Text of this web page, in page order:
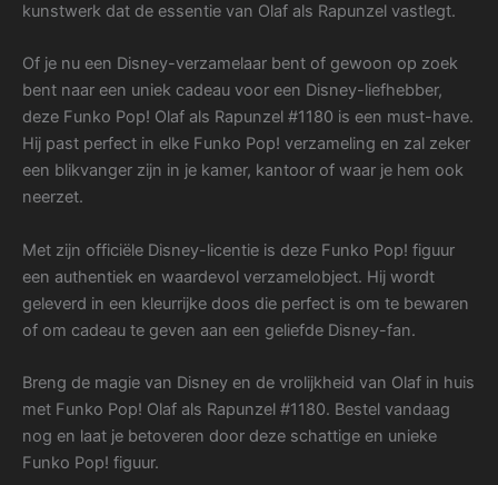
kunstwerk dat de essentie van Olaf als Rapunzel vastlegt.
Of je nu een Disney-verzamelaar bent of gewoon op zoek
bent naar een uniek cadeau voor een Disney-liefhebber,
deze Funko Pop! Olaf als Rapunzel #1180 is een must-have.
Hij past perfect in elke Funko Pop! verzameling en zal zeker
een blikvanger zijn in je kamer, kantoor of waar je hem ook
neerzet.
Met zijn officiële Disney-licentie is deze Funko Pop! figuur
een authentiek en waardevol verzamelobject. Hij wordt
geleverd in een kleurrijke doos die perfect is om te bewaren
of om cadeau te geven aan een geliefde Disney-fan.
Breng de magie van Disney en de vrolijkheid van Olaf in huis
met Funko Pop! Olaf als Rapunzel #1180. Bestel vandaag
nog en laat je betoveren door deze schattige en unieke
Funko Pop! figuur.